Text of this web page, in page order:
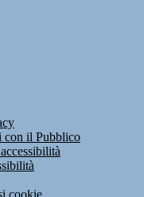
il Pubblico